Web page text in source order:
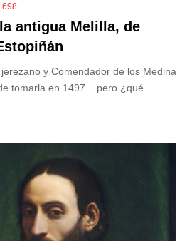
antigua Melilla, de
y Comendador de los Medina
tomarla en 1497... pero ¿qué…